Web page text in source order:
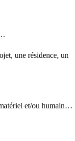
une résidence, un
et/ou humain…